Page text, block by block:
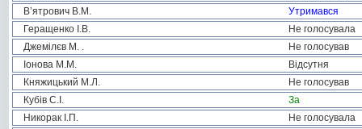
В’ятрович В.М.
Утримався
Геращенко І.В.
Не голосувала
Джемілєв М. .
Не голосував
Іонова М.М.
Відсутня
Княжицький М.Л.
Не голосував
Кубів С.І.
За
Никорак І.П.
Не голосувала